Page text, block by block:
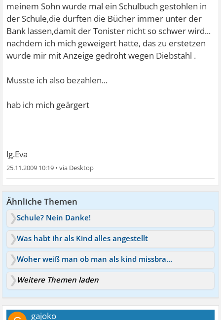
meinem Sohn wurde mal ein Schulbuch gestohlen in
der Schule,die durften die Bücher immer unter der
Bank lassen,damit der Tonister nicht so schwer wird...
nachdem ich mich geweigert hatte, das zu erstetzen
wurde mir mit Anzeige gedroht wegen Diebstahl .
Musste ich also bezahlen...
hab ich mich geärgert
lg.Eva
25.11.2009 10:19 •
Ähnliche Themen
Schule? Nein Danke!
Was habt ihr als Kind alles angestellt
Woher weiß man ob man als kind missbraucht wurde?
Weitere Themen laden
gajoko